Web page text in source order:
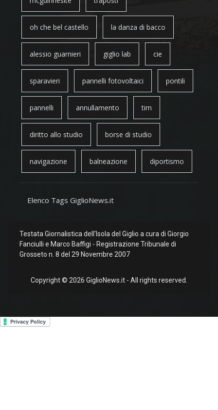
oh che bel castello la danza di bacco
alessio guarnieri giglio lab cie
sparavieri pannelli fotovoltaici pontili
pannelli annullamento tim
diritto allo studio borse di studio
navigazione balneazione diportismo
Elenco Tags GiglioNews.it
Testata Giornalistica dell'Isola del Giglio a cura di Giorgio
Fanciulli e Marco Baffigi - Registrazione Tribunale di
Grosseto n. 8 del 29 Novembre 2007
Copyright © 2026 GiglioNews.it - All rights reserved.